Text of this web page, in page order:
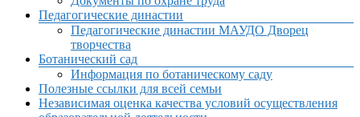
Педагогические династии
Педагогические династии МАУДО Дворец
творчества
Ботанический сад
Информация по ботаническому саду
Полезные ссылки для всей семьи
Независимая оценка качества условий осуществления